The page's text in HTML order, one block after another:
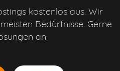
kostenlos aus. Wir
Bedürfnisse. Gerne
an.